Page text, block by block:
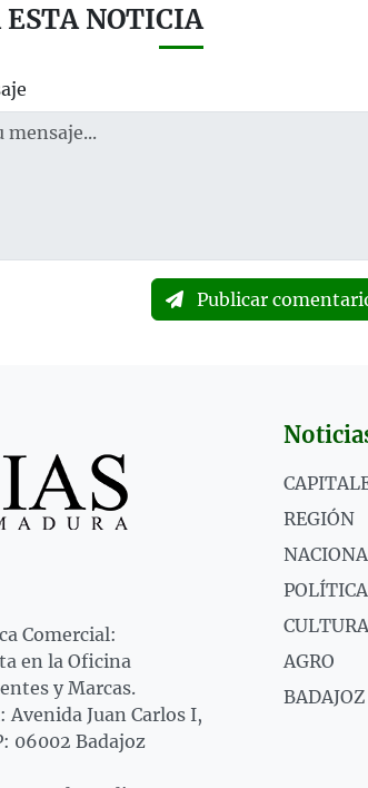
NOTICIA
Publicar
Comercial:
en la Oficina
y Marcas.
Juan Carlos I,
06002 Badajoz
REGIÓN
POLÍTICA
CULTURA
AGRO